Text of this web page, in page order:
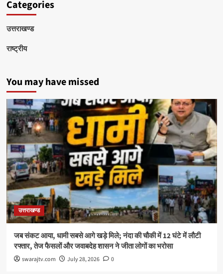
Categories
उत्तराखण्ड
राष्ट्रीय
You may have missed
उत्तराखण्ड
जब संकट आया, धामी सबसे आगे खड़े मिले; नंदा की चौकी में 12 घंटे में लौटी
रफ्तार, तेज फैसलों और जवाबदेह शासन ने जीता लोगों का भरोसा
swarajtv.com July 28, 2026 0